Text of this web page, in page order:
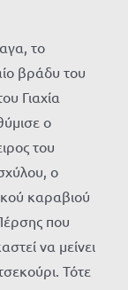
το
βράδυ του
Γιαχία
ο
του
ο
καραβιού
που
να μείνει
Τότε